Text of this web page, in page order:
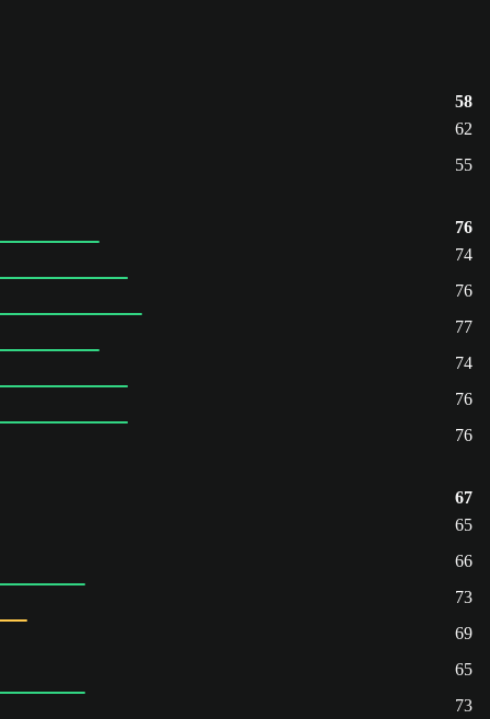
58
62
55
76
74
76
77
74
76
76
67
65
66
73
69
65
73